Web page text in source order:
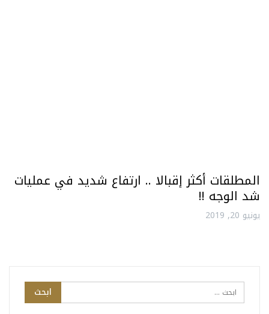
المطلقات أكثر إقبالا .. ارتفاع شديد في عمليات
شد الوجه !!
يونيو 20, 2019